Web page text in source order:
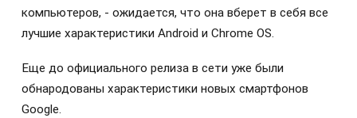
компьютеров, - ожидается, что она вберет в себя все
лучшие характеристики Android и Chrome OS.
Еще до официального релиза в сети уже были
обнародованы характеристики новых смартфонов
Google.